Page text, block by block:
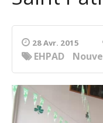
28 Avr. 2015
EHPAD